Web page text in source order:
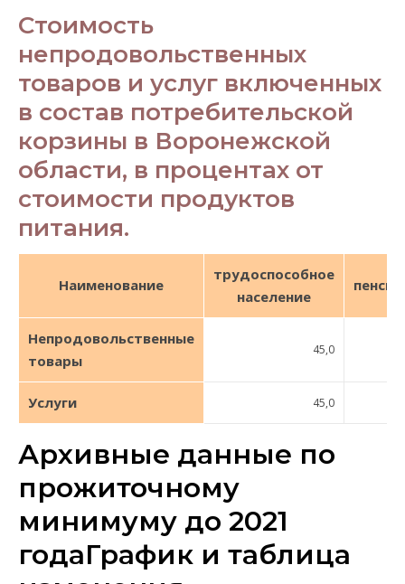
Стоимость
непродовольственных
товаров и услуг включенных
в состав потребительской
корзины в Воронежской
области, в процентах от
стоимости продуктов
питания.
Наименование
трудоспособное
население
Непродовольственные
товары
45,0
Услуги 45,0
Архивные данные по
прожиточному
минимуму до 2021
годаГрафик и таблица